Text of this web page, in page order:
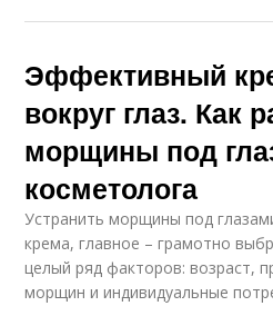
Эффективный
вокруг глаз. Как
морщины под
косметолога
Устранить морщины под
крема, главное – грамотно
целый ряд факторов: возраст,
морщин и индивидуальные